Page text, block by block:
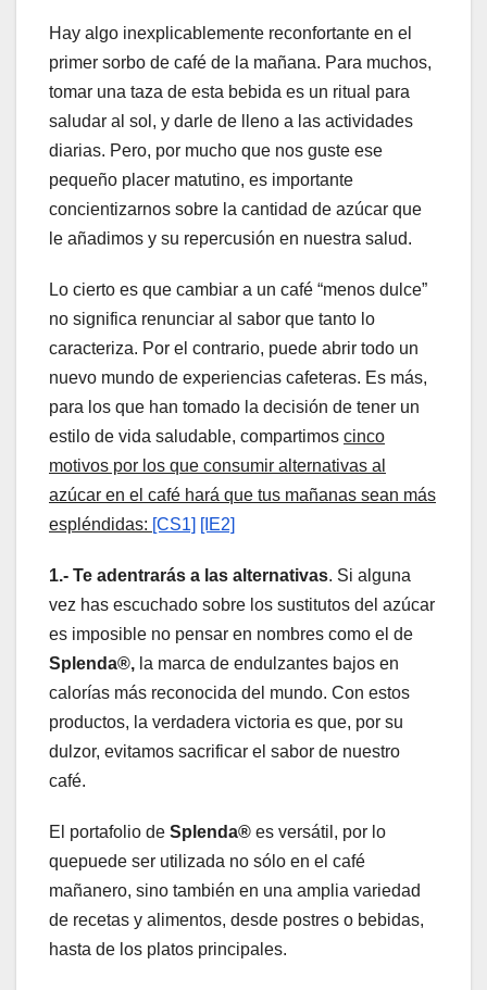
Hay algo inexplicablemente reconfortante en el
primer sorbo de café de la mañana. Para muchos,
tomar una taza de esta bebida es un ritual para
saludar al sol, y darle de lleno a las actividades
diarias. Pero, por mucho que nos guste ese
pequeño placer matutino, es importante
concientizarnos sobre la cantidad de azúcar que
le añadimos y su repercusión en nuestra salud.
Lo cierto es que cambiar a un café “menos dulce”
no significa renunciar al sabor que tanto lo
caracteriza. Por el contrario, puede abrir todo un
nuevo mundo de experiencias cafeteras. Es más,
para los que han tomado la decisión de tener un
estilo de vida saludable, compartimos cinco
motivos por los que consumir alternativas al
azúcar en el café hará que tus mañanas sean más
espléndidas: [CS1] [IE2]
1.- Te adentrarás a las alternativas. Si alguna
vez has escuchado sobre los sustitutos del azúcar
es imposible no pensar en nombres como el de
Splenda®, la marca de endulzantes bajos en
calorías más reconocida del mundo. Con estos
productos, la verdadera victoria es que, por su
dulzor, evitamos sacrificar el sabor de nuestro
café.
El portafolio de Splenda® es versátil, por lo
quepuede ser utilizada no sólo en el café
mañanero, sino también en una amplia variedad
de recetas y alimentos, desde postres o bebidas,
hasta de los platos principales.